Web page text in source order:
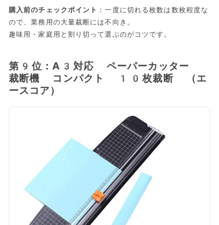
購入前のチェックポイント
：一度に切れる枚数は数枚程度な
ので、業務用の大量裁断には不向き。
趣味用・家庭用と割り切って選ぶのがコツです。
第9位：A3対応 ペーパーカッター
裁断機 コンパクト 10枚裁断 （エ
ースコア）